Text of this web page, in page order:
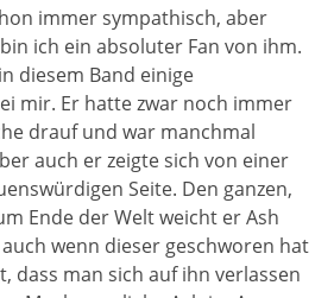
immer sympathisch, aber
ich ein absoluter Fan von ihm.
diesem Band einige
mir. Er hatte zwar noch immer
drauf und war manchmal
auch er zeigte sich von einer
Seite. Den ganzen,
Ende der Welt weicht er Ash
wenn dieser geschworen hat
dass man sich auf ihn verlassen